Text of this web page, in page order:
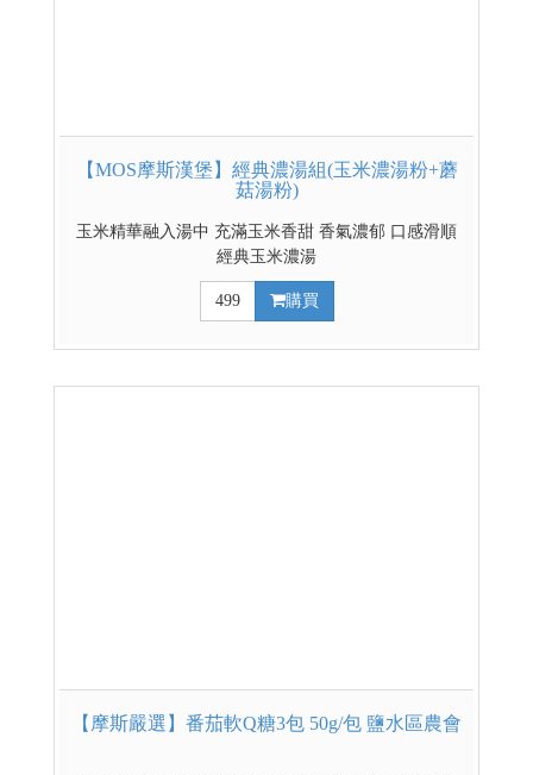
【MOS摩斯漢堡】經典濃湯組(玉米濃湯粉+蘑
菇湯粉)
玉米精華融入湯中 充滿玉米香甜 香氣濃郁 口感滑順
經典玉米濃湯
499 購買
【摩斯嚴選】番茄軟Q糖3包 50g/包 鹽水區農會